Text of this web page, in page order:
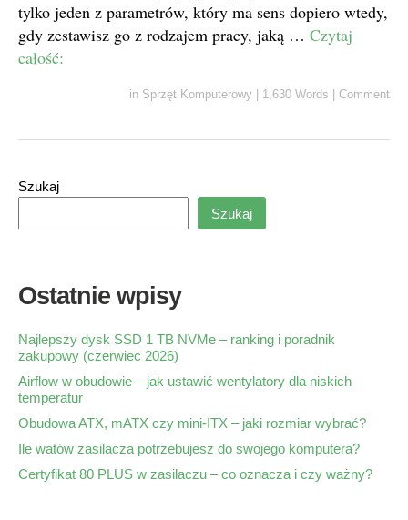
tylko jeden z parametrów, który ma sens dopiero wtedy,
gdy zestawisz go z rodzajem pracy, jaką … Czytaj
całość:
in Sprzęt Komputerowy 1,630 Words Comment
Szukaj
Szukaj
Ostatnie wpisy
Najlepszy dysk SSD 1 TB NVMe – ranking i poradnik
zakupowy (czerwiec 2026)
Airflow w obudowie – jak ustawić wentylatory dla niskich
temperatur
Obudowa ATX, mATX czy mini-ITX – jaki rozmiar wybrać?
Ile watów zasilacza potrzebujesz do swojego komputera?
Certyfikat 80 PLUS w zasilaczu – co oznacza i czy ważny?